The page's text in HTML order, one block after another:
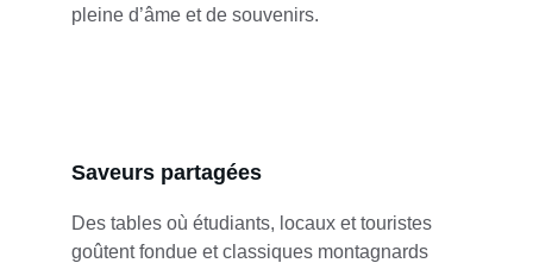
pleine d’âme et de souvenirs.
Saveurs partagées
Des tables où étudiants, locaux et touristes
goûtent fondue et classiques montagnards